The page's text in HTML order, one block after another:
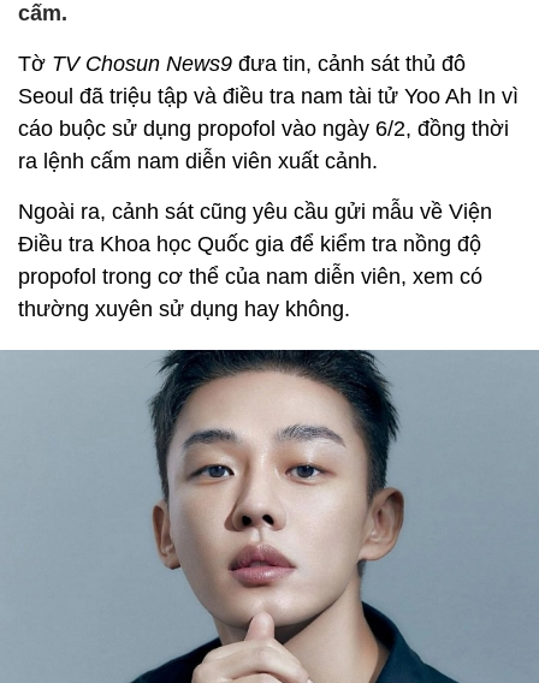
cấm.
Tờ TV Chosun News9 đưa tin, cảnh sát thủ đô
Seoul đã triệu tập và điều tra nam tài tử Yoo Ah In vì
cáo buộc sử dụng propofol vào ngày 6/2, đồng thời
ra lệnh cấm nam diễn viên xuất cảnh.
Ngoài ra, cảnh sát cũng yêu cầu gửi mẫu về Viện
Điều tra Khoa học Quốc gia để kiểm tra nồng độ
propofol trong cơ thể của nam diễn viên, xem có
thường xuyên sử dụng hay không.